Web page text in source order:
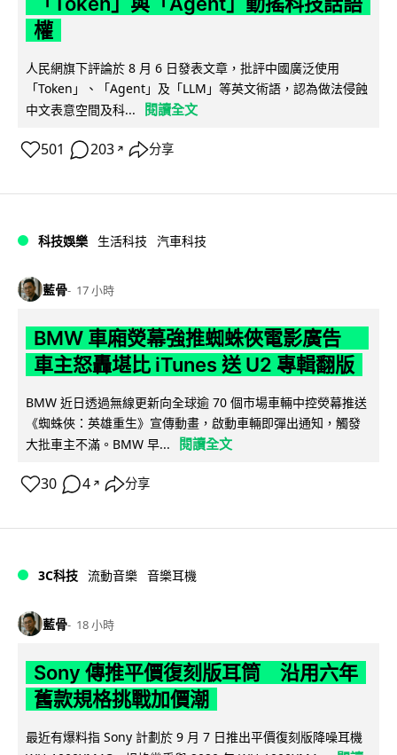
權
人民網旗下評論於 8 月 6 日發表文章，批評中國廣泛使用
「Token」、「Agent」及「LLM」等英文術語，認為做法侵蝕
中文表意空間及科...
閱讀全文
501 203 ↗ 分享
科技娛樂 生活科技 汽車科技
藍骨 17 小時
BMW 車廂熒幕強推蜘蛛俠電影廣告
車主怒轟堪比 iTunes 送 U2 專輯翻版
BMW 近日透過無線更新向全球逾 70 個市場車輛中控熒幕推送
《蜘蛛俠：英雄重生》宣傳動畫，啟動車輛即彈出通知，觸發
大批車主不滿。BMW 早...
閱讀全文
30 4 ↗ 分享
3C科技 流動音樂 音樂耳機
藍骨 18 小時
Sony 傳推平價復刻版耳筒 沿用六年
舊款規格挑戰加價潮
最近有爆料指 Sony 計劃於 9 月 7 日推出平價復刻版降噪耳機